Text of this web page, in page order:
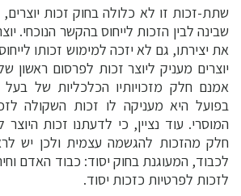
שתת-זכות זו לא כלולה בחוק זכות
שבינה לבין הזכות לייחוס בהקשר הנוכחי.
את יצירתו, גם לא יזכה למימוש זכותו
יוצרים מעניק ליוצר זכות לפרסום ראשון
אמנם חלק מזכויותיו הכלכליות של בעל
בפועל היא מעניקה לו זכות השקולה
המוסרי. עוד נציין, כי לדעתנו זכות
חלק מהזכות להגשמה עצמית ולכן יש
לכבוד, המעוגנת בחוק יסוד: כבוד האדם
לזכות לפרטיות כזכות יסוד.